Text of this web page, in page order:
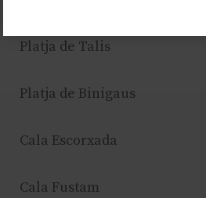
Platja de Talis
Platja de Binigaus
Cala Escorxada
Cala Fustam